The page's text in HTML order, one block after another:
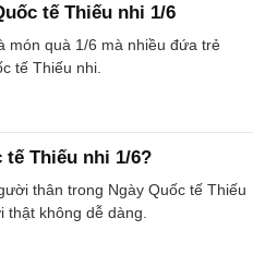
tế Thiếu nhi 1/6
món quà 1/6 mà nhiều đứa trẻ
tế Thiếu nhi.
tế Thiếu nhi 1/6?
thân trong Ngày Quốc tế Thiếu
không dễ dàng.